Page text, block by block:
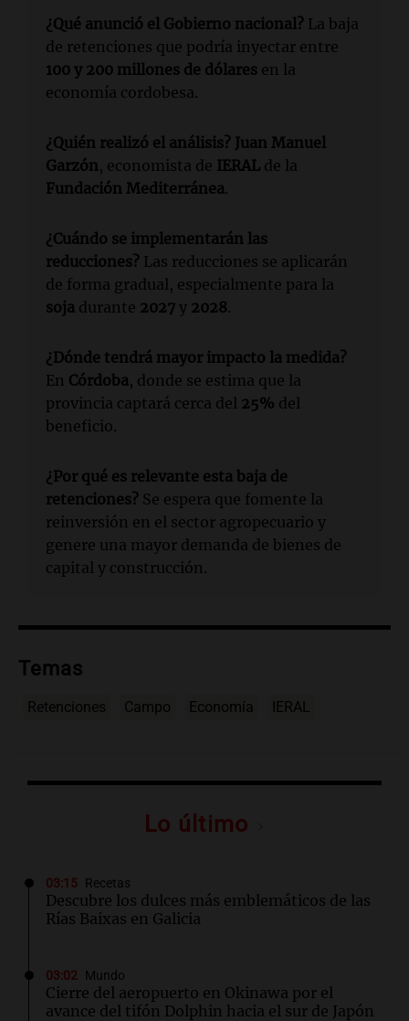
¿Qué anunció el Gobierno nacional? La baja
de retenciones que podría inyectar entre
100 y 200 millones de dólares en la
economía cordobesa.
¿Quién realizó el análisis? Juan Manuel
Garzón, economista de IERAL de la
Fundación Mediterránea.
¿Cuándo se implementarán las
reducciones? Las reducciones se aplicarán
de forma gradual, especialmente para la
soja durante 2027 y 2028.
¿Dónde tendrá mayor impacto la medida?
En Córdoba, donde se estima que la
provincia captará cerca del 25% del
beneficio.
¿Por qué es relevante esta baja de
retenciones? Se espera que fomente la
reinversión en el sector agropecuario y
genere una mayor demanda de bienes de
capital y construcción.
Temas
Retenciones Campo Economía IERAL
Lo último
03:15 Recetas
Descubre los dulces más emblemáticos de las
Rías Baixas en Galicia
03:02 Mundo
Cierre del aeropuerto en Okinawa por el
avance del tifón Dolphin hacia el sur de Japón